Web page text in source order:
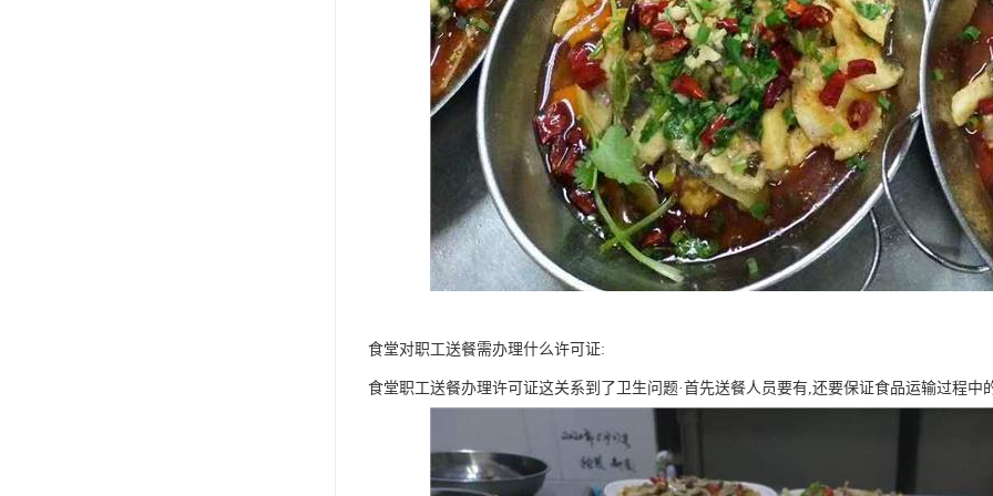
食堂对职工送餐需办理什么许可证:
食堂职工送餐办理许可证这关系到了卫生问题·首先送餐人员要有,还要保证食品运输过程中